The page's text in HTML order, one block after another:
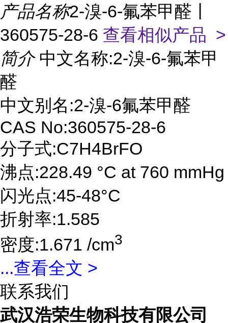
产品名称2-溴-6-氟苯甲醛丨
360575-28-6 查看相似产品 >
简介 中文名称:2-溴-6-氟苯甲
醛
中文别名:2-溴-6氟苯甲醛
CAS No:360575-28-6
分子式:C7H4BrFO
沸点:228.49 °C at 760 mmHg
闪光点:45-48°C
折射率:1.585
密度:1.671 /cm3
...查看全文 >
联系我们
武汉浩荣生物科技有限公司